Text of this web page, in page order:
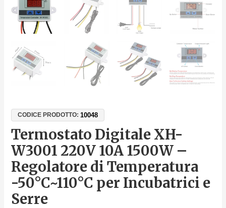
CODICE PRODOTTO:10048
Termostato Digitale XH-
W3001 220V 10A 1500W –
Regolatore di Temperatura
-50°C~110°C per Incubatrici e
Serre